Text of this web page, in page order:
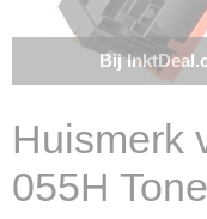
Bij
Huismerk
055H